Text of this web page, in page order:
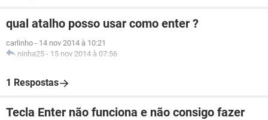
qual atalho posso usar como enter ?
carlinho - 14 nov 2014 à 10:21
ninha25 - 15 nov 2014 à 07:56
1 Respostas
Tecla Enter não funciona e não consigo fazer